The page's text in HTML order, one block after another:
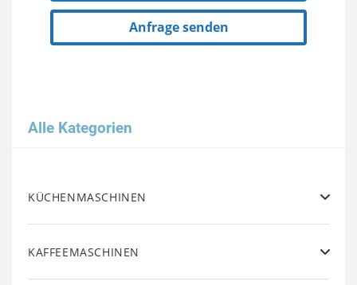
Anfrage senden
Alle Kategorien
KÜCHENMASCHINEN
KAFFEEMASCHINEN